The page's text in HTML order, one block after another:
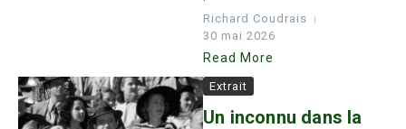
Richard Coudrais
30 mai 2026
Read More
Extrait
Un inconnu dans la